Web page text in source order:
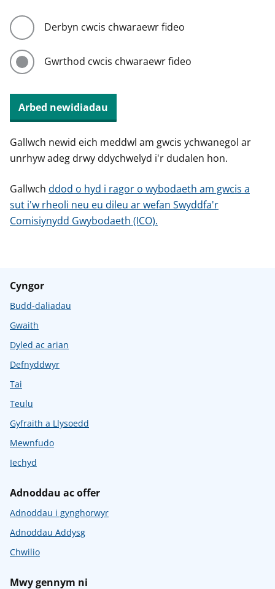
Derbyn cwcis chwaraewr fideo
Gwrthod cwcis chwaraewr fideo
Arbed newidiadau
Gallwch newid eich meddwl am gwcis ychwanegol ar
unrhyw adeg drwy ddychwelyd i'r dudalen hon.
Gallwch ddod o hyd i ragor o wybodaeth am gwcis a
sut i'w rheoli neu eu dileu ar wefan Swyddfa'r
Comisiynydd Gwybodaeth (ICO).
Cyngor
Budd-daliadau
Gwaith
Dyled ac arian
Defnyddwyr
Tai
Teulu
Gyfraith a Llysoedd
Mewnfudo
Iechyd
Adnoddau ac offer
Adnoddau i gynghorwyr
Adnoddau Addysg
Chwilio
Mwy gennym ni